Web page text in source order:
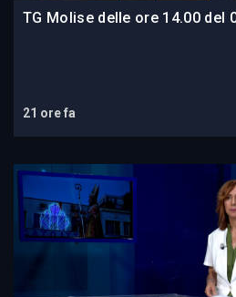
TG Molise delle ore 14.00 del
21 ore fa